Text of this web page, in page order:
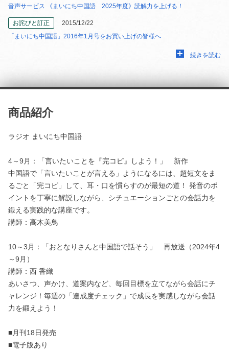
音声サービス 《まいにち中国語 2025年度》読解力を上げる！
お詫びと訂正
2015/12/22
「まいにち中国語」2016年1月号をお買い上げの皆様へ
続きを読む
商品紹介
ラジオ まいにち中国語
4～9月：「言いたいことを『完コピ』しよう！」 新作
中国語で「言いたいことが言える」ようになるには、超短文をま
るごと「完コピ」して、耳・口を慣らすのが最短の道！ 発音のポ
イントを丁寧に解説しながら、シチュエーションごとの会話力を
鍛える実践的な講座です。
講師：高木美鳥
10～3月：「おとなりさんと中国語で話そう」 再放送（2024年4
～9月）
講師：西 香織
あいさつ、声かけ、道案内など、毎回目標を立てながら会話にチ
ャレンジ！毎週の「達成度チェック」で成長を実感しながら会話
力を鍛えよう！
■月刊18日発売
■電子版あり